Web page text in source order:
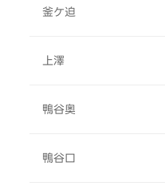
釜ケ迫
上澤
鴨谷奥
鴨谷口